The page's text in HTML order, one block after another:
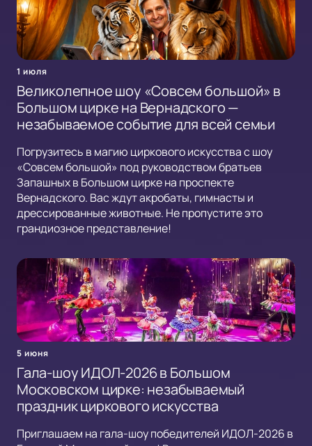
1 июля
Великолепное шоу «Совсем большой» в
Большом цирке на Вернадского —
незабываемое событие для всей семьи
Погрузитесь в магию циркового искусства с шоу
«Совсем большой» под руководством братьев
Запашных в Большом цирке на проспекте
Вернадского. Вас ждут акробаты, гимнасты и
дрессированные животные. Не пропустите это
грандиозное представление!
5 июня
Гала-шоу ИДОЛ-2026 в Большом
Московском цирке: незабываемый
праздник циркового искусства
Приглашаем на гала-шоу победителей ИДОЛ-2026 в